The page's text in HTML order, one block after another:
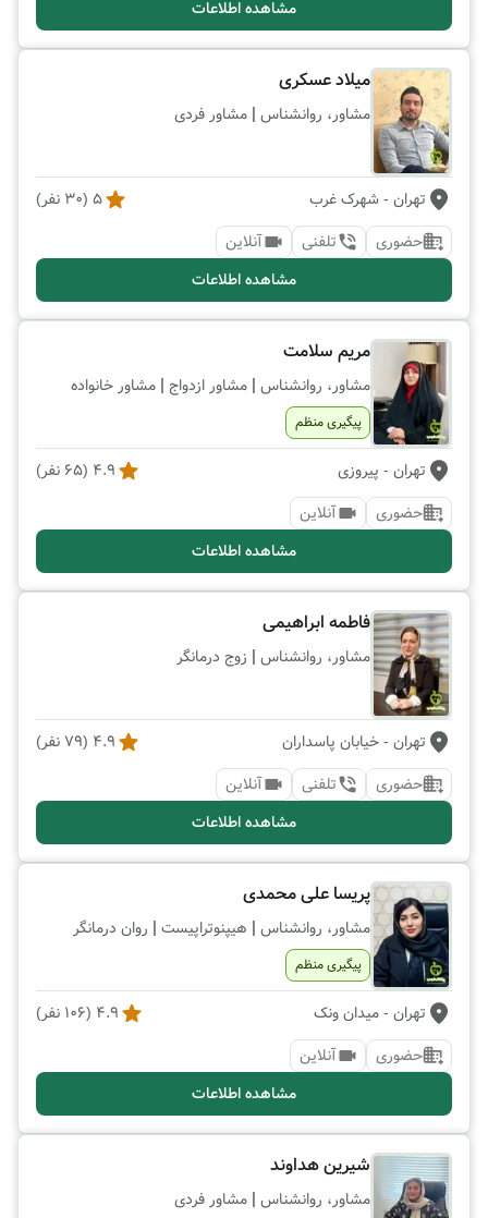
مشاهده اطلاعات
میلاد عسکری
مشاور، روانشناس | مشاور فردی
تهران - شهرک‌ غرب 5
(
30 نفر)
حضوری
تلفنی
آنلاین
مشاهده اطلاعات
مریم سلامت
مشاور، روانشناس | مشاور ازدواج | مشاور خانواده
پیگیری منظم
تهران - پیروزی 4.9
(
65 نفر)
حضوری
آنلاین
مشاهده اطلاعات
فاطمه ابراهیمی
مشاور، روانشناس | زوج درمانگر
تهران - خیابان پاسداران 4.9
(
79 نفر)
حضوری
تلفنی
آنلاین
مشاهده اطلاعات
پریسا علی محمدی
مشاور، روانشناس | هیپنوتراپیست | روان درمانگر
پیگیری منظم
تهران - میدان ونک 4.9
(
106 نفر)
حضوری
آنلاین
مشاهده اطلاعات
شیرین هداوند
مشاور، روانشناس | مشاور فردی